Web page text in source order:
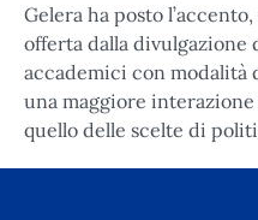
Gelera ha posto
offerta dalla divulgazione
accademici con modalità
una maggiore
quello delle scelte di